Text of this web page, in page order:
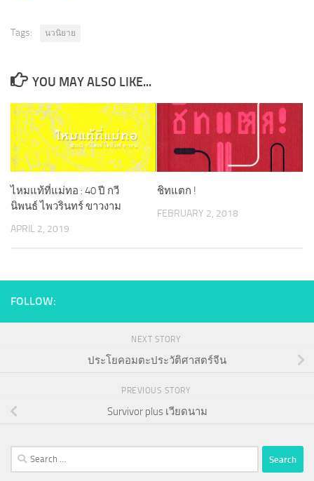
Tags: นวนิยาย
YOU MAY ALSO LIKE...
ไหมแท้ที่แม่ทอ : 40 ปี กวี
นิพนธ์ ไพวรินทร์ ขาวงาม
APRIL 2, 2019
ชิทแตก !
FEBRUARY 2, 2018
FOLLOW:
NEXT STORY
ประโยคอมตะประวัติศาสตร์จีน
PREVIOUS STORY
Survivor plus เวียดนาม
Search
for: